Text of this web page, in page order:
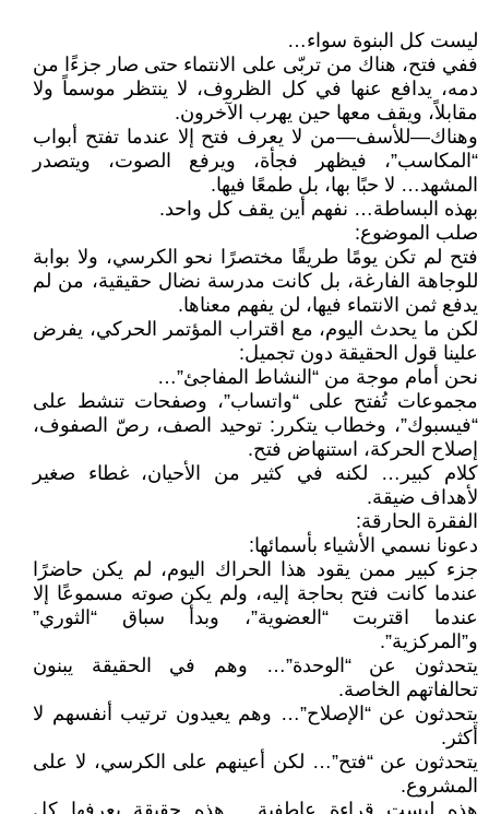
ليست كل البنوة سواء…
ففي فتح، هناك من تربّى على الانتماء حتى صار جزءًا من
دمه، يدافع عنها في كل الظروف، لا ينتظر موسماً ولا
مقابلاً، ويقف معها حين يهرب الآخرون.
وهناك—للأسف—من لا يعرف فتح إلا عندما تفتح أبواب
“المكاسب”، فيظهر فجأة، ويرفع الصوت، ويتصدر
المشهد… لا حبًا بها، بل طمعًا فيها.
بهذه البساطة… نفهم أين يقف كل واحد.
صلب الموضوع:
فتح لم تكن يومًا طريقًا مختصرًا نحو الكرسي، ولا بوابة
للوجاهة الفارغة، بل كانت مدرسة نضال حقيقية، من لم
يدفع ثمن الانتماء فيها، لن يفهم معناها.
لكن ما يحدث اليوم، مع اقتراب المؤتمر الحركي، يفرض
علينا قول الحقيقة دون تجميل:
نحن أمام موجة من “النشاط المفاجئ”…
مجموعات تُفتح على “واتساب”، وصفحات تنشط على
“فيسبوك”، وخطاب يتكرر: توحيد الصف، رصّ الصفوف،
إصلاح الحركة، استنهاض فتح.
كلام كبير… لكنه في كثير من الأحيان، غطاء صغير
لأهداف ضيقة.
الفقرة الحارقة:
دعونا نسمي الأشياء بأسمائها:
جزء كبير ممن يقود هذا الحراك اليوم، لم يكن حاضرًا
عندما كانت فتح بحاجة إليه، ولم يكن صوته مسموعًا إلا
عندما اقتربت “العضوية”، وبدأ سباق “الثوري”
و”المركزية”.
يتحدثون عن “الوحدة”… وهم في الحقيقة يبنون
تحالفاتهم الخاصة.
يتحدثون عن “الإصلاح”… وهم يعيدون ترتيب أنفسهم لا
أكثر.
يتحدثون عن “فتح”… لكن أعينهم على الكرسي، لا على
المشروع.